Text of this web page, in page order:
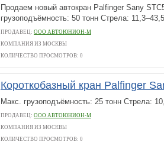
Продаем новый автокран Palfinger Sany
грузоподъёмность: 50 тонн Стрела:
ПРОДАВЕЦ: ООО АВТОЮНИОН-М
КОМПАНИЯ ИЗ МОСКВЫ
КОЛИЧЕСТВО ПРОСМОТРОВ: 0
Короткобазный кран Palfinger
Макс. грузоподъёмность: 25 тонн Стрела:
ПРОДАВЕЦ: ООО АВТОЮНИОН-М
КОМПАНИЯ ИЗ МОСКВЫ
КОЛИЧЕСТВО ПРОСМОТРОВ: 0